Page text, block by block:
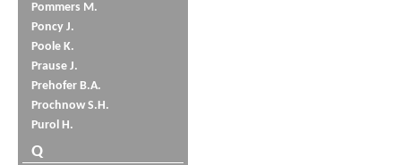
Pommers M.
Poncy J.
Poole K.
Prause J.
Prehofer B.A.
Prochnow S.H.
Purol H.
Q